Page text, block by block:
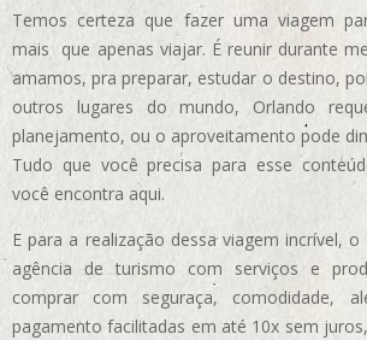
Temos certeza que fazer uma viagem
mais que apenas viajar. É reunir durante
amamos, pra preparar, estudar o destino,
outros lugares do mundo, Orlando
planejamento, ou o aproveitamento pode
Tudo que você precisa para esse
você encontra aqui.
E para a realização dessa viagem incrível,
agência de turismo com serviços e
comprar com seguraça, comodidade,
pagamento facilitadas em até 10x sem